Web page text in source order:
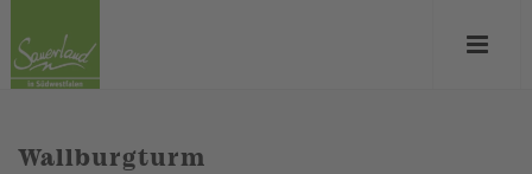
Wallburgturm